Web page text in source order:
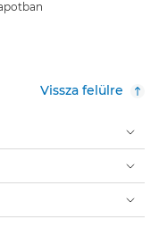
Vissza felülre